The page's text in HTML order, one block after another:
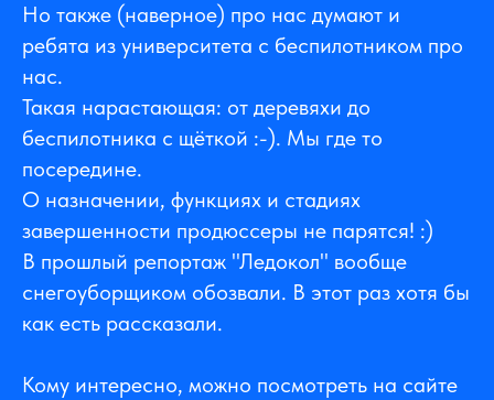
Но также (наверное) про нас думают и
ребята из университета с беспилотником про
нас.
Такая нарастающая: от деревяхи до
беспилотника с щёткой :-). Мы где то
посередине.
О назначении, функциях и стадиях
завершенности продюссеры не парятся! :)
В прошлый репортаж "Ледокол" вообще
снегоуборщиком обозвали. В этот раз хотя бы
как есть рассказали.
Кому интересно, можно посмотреть на сайте